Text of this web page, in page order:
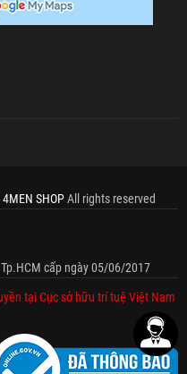
4MEN SHOPAll rights reserved
cấp ngày 05/06/2017
tại Cục sở hữu trí tuệ Việt Nam